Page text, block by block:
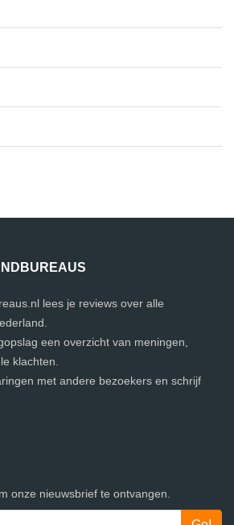
lees je reviews over alle
een overzicht van meningen,
klachten.
met andere bezoekers en schrijf
onze nieuwsbrief te ontvangen.